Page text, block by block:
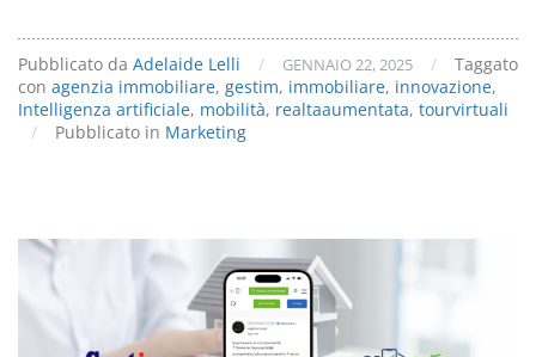
Pubblicato da Adelaide Lelli / GENNAIO 22, 2025 /
Taggato
con agenzia immobiliare, gestim, immobiliare, innovazione,
Intelligenza artificiale, mobilità, realtaaumentata, tourvirtuali
/
Pubblicato in Marketing